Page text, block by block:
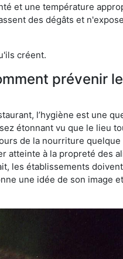
et une température
des dégâts et
créent.
prévenir
l’hygiène est une
étonnant vu que le lieu
de la nourriture quelque
atteinte à la propreté des
les établissements
une idée de son image